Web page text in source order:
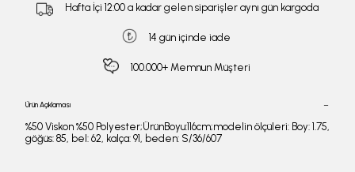
Hafta İçi 12:00 a kadar gelen siparişler aynı gün kargoda
14 gün içinde iade
100.000+ Memnun Müşteri
Ürün Açıklaması
%50 Viskon %50 Polyester;ÜrünBoyu:116cm;modelin ölçüleri: Boy: 1.75,
göğüs: 85, bel: 62, kalça: 91, beden: S/36/607